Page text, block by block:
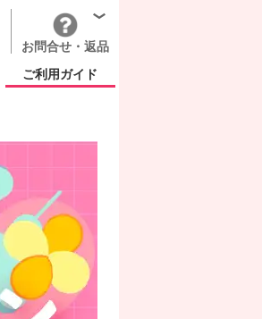
お問合せ・返品
ご利用ガイド